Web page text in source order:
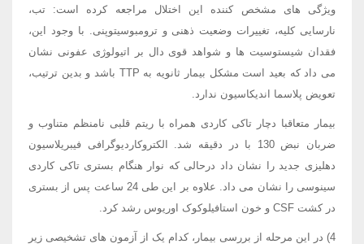
ویژگی های مشخص کننده این اختلال مراجعه کرده است: تب،
نارسایی کلیه، تغییرات وضعیت ذهنی و ترومبوسیتوپنی. با وجود این،
فقدان شیستوسیت ها و شواهد قوی دال بر اتیولوژی عفونی نشان
می داد که بعید است مشکل بیمار ثانویه به TTP باشد و بدین ترتیب،
تعویض پلاسما اندیکاسیون ندارد.
بیمار متعاقبا دچار تاکی کاردی همراه با ریتم قلبی نامنظم متناوب و
ضربان نبض 130 با در دقیقه شد. الکتروکاردیوگرافی فیبریلاسیون
دهلیزی جدید را نشان داد درحالی که نوار هنگام بستری تاکی کاردی
سینوسی را نشان می داد. علاوه بر این طی 24 ساعت پس از بستری
در کشت CSF و خون استافیلوکوک اوریوس رشد کرد.
4) در این مرحله از بررسی بیمار، کدام یک از آزمون های تشخیصی زیر